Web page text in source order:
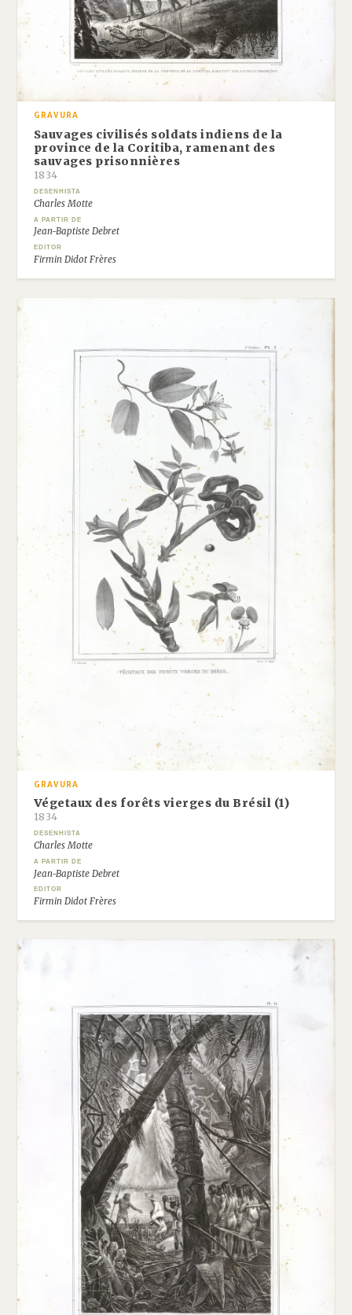
GRAVURA
Sauvages civilisés soldats indiens de la
province de la Coritiba, ramenant des
sauvages prisonnières
1834
DESENHISTA
Charles Motte
A PARTIR DE
Jean-Baptiste Debret
EDITOR
Firmin Didot Frères
GRAVURA
Végetaux des forêts vierges du Brésil (1)
1834
DESENHISTA
Charles Motte
A PARTIR DE
Jean-Baptiste Debret
EDITOR
Firmin Didot Frères